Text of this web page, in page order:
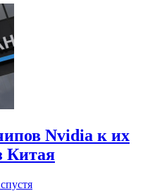
Nvidia к их
Китая